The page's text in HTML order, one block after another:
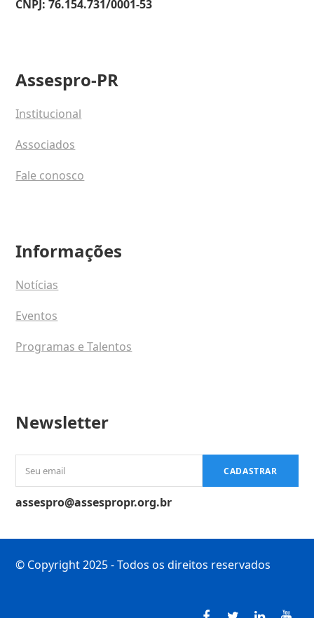
CNPJ: 76.154.731/0001-53
Assespro-PR
Institucional
Associados
Fale conosco
Informações
Notícias
Eventos
Programas e Talentos
Newsletter
email
CADASTRAR
assespro@assespropr.org.br
© Copyright 2025 - Todos os direitos reservados